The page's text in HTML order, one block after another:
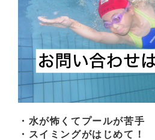
・水が怖くてプールが苦手
・スイミングがはじめて！